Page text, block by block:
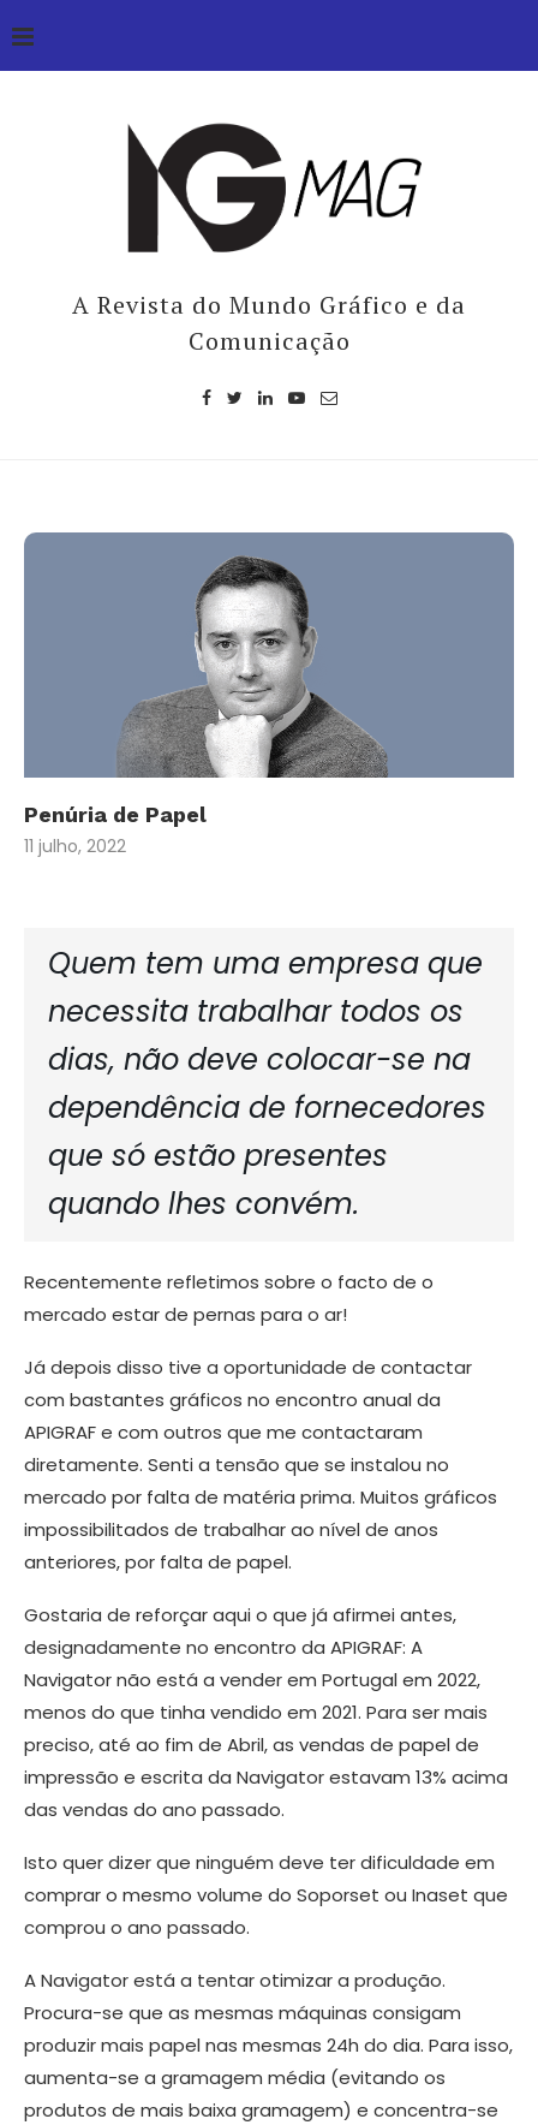
A Revista do Mundo Gráfico e da
Comunicação
Penúria de Papel
11 julho, 2022
Quem tem uma empresa que
necessita trabalhar todos os
dias, não deve colocar-se na
dependência de fornecedores
que só estão presentes
quando lhes convém.
Recentemente refletimos sobre o facto de o
mercado estar de pernas para o ar!
Já depois disso tive a oportunidade de contactar
com bastantes gráficos no encontro anual da
APIGRAF e com outros que me contactaram
diretamente. Senti a tensão que se instalou no
mercado por falta de matéria prima. Muitos gráficos
impossibilitados de trabalhar ao nível de anos
anteriores, por falta de papel.
Gostaria de reforçar aqui o que já afirmei antes,
designadamente no encontro da APIGRAF: A
Navigator não está a vender em Portugal em 2022,
menos do que tinha vendido em 2021. Para ser mais
preciso, até ao fim de Abril, as vendas de papel de
impressão e escrita da Navigator estavam 13% acima
das vendas do ano passado.
Isto quer dizer que ninguém deve ter dificuldade em
comprar o mesmo volume do Soporset ou Inaset que
comprou o ano passado.
A Navigator está a tentar otimizar a produção.
Procura-se que as mesmas máquinas consigam
produzir mais papel nas mesmas 24h do dia. Para isso,
aumenta-se a gramagem média (evitando os
produtos de mais baixa gramagem) e concentra-se